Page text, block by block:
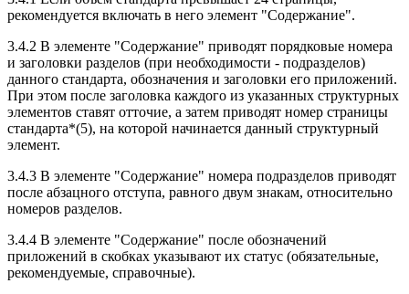
рекомендуется включать в него элемент "Содержание".
3.4.2 В элементе "Содержание" приводят порядковые номера
и заголовки разделов (при необходимости - подразделов)
данного стандарта, обозначения и заголовки его приложений.
При этом после заголовка каждого из указанных структурных
элементов ставят отточие, а затем приводят номер страницы
стандарта*(5), на которой начинается данный структурный
элемент.
3.4.3 В элементе "Содержание" номера подразделов приводят
после абзацного отступа, равного двум знакам, относительно
номеров разделов.
3.4.4 В элементе "Содержание" после обозначений
приложений в скобках указывают их статус (обязательные,
рекомендуемые, справочные).